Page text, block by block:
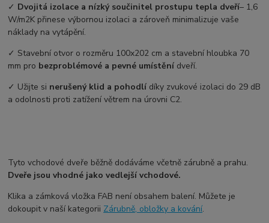
✓ Dvojitá izolace a nízký součinitel prostupu tepla dveří– ⁠ 1,6
W/m2K přinese výbornou izolaci a zároveň minimalizuje vaše
náklady na vytápění.
✓ Stavební otvor o rozměru 100x202 cm a stavební hloubka 70
mm pro bezproblémové a pevné umístění dveří.
✓ Užijte si nerušený klid a pohodlí díky zvukové izolaci do 29 dB
a odolnosti proti zatížení větrem na úrovni C2.
Tyto vchodové dveře běžně dodáváme včetně zárubně a prahu.
Dveře jsou vhodné jako vedlejší vchodové.
Klika a zámková vložka FAB není obsahem balení. Můžete je
dokoupit v naší kategorii Zárubně, obložky a kování.